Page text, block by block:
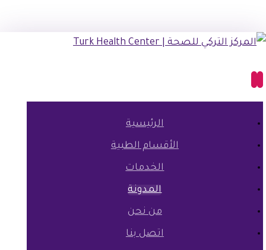
الرئيسية
الأقسام الطبية
الخدمات
المدونة
من نحن
اتصل بنا